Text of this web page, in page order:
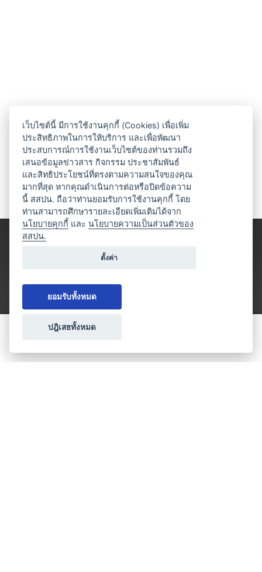
ประเภทธุรกิจไมซ์
เว็บไซต์นี้ มีการใช้งานคุกกี้ (Cookies) เพื่อเพิ่ม
ประสิทธิภาพในการให้บริการ และเพื่อพัฒนา
ประสบการณ์การใช้งานเว็บไซต์ของท่านรวมถึง
เสนอข้อมูลข่าวสาร กิจกรรม ประชาสัมพันธ์
และสิทธิประโยชน์ที่ตรงตามความสนใจของคุณ
มากที่สุด หากคุณดำเนินการต่อหรือปิดข้อความ
นี้ สสปน. ถือว่าท่านยอมรับการใช้งานคุกกี้ โดย
ท่านสามารถศึกษารายละเอียดเพิ่มเติมได้จาก
นโยบายคุกกี้ และนโยบายความเป็นส่วนตัวของ
สสปน.
ตั้งค่า
ยอมรับทั้งหมด
ปฎิเสธทั้งหมด